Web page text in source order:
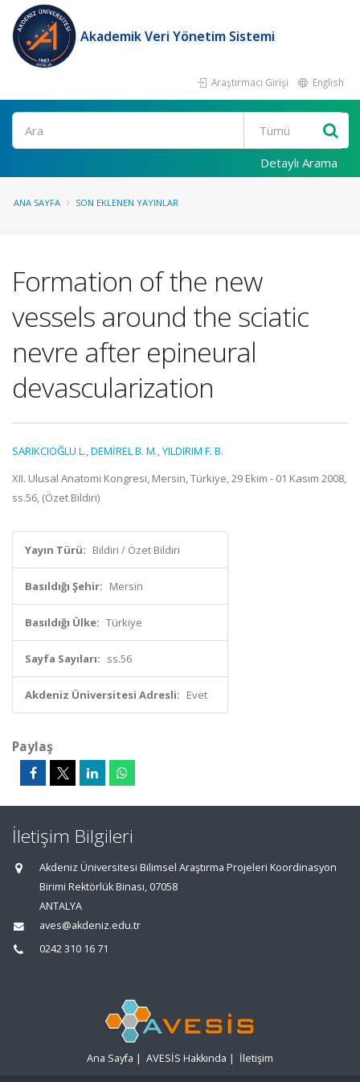
Akademik Veri Yönetim Sistemi
Araştırmacı Girişi English
Ara
Detaylı Arama
ANA SAYFA SON EKLENEN YAYINLAR
Formation of the new
vessels around the sciatic
nevre after epineural
devascularization
SARIKCIOĞLU L.,DEMİREL B. M.,YILDIRIM F. B.
XII. Ulusal Anatomi Kongresi, Mersin, Türkiye, 29 Ekim - 01 Kasım 2008,
ss.56, (Özet Bildiri)
Yayın Türü: Bildiri / Özet Bildiri
Basıldığı Şehir: Mersin
Basıldığı Ülke: Türkiye
Sayfa Sayıları: ss.56
Akdeniz Üniversitesi Adresli: Evet
Paylaş
İletişim Bilgileri
Akdeniz Üniversitesi Bilimsel Araştırma Projeleri Koordinasyon
Birimi Rektörlük Binası, 07058
ANTALYA
aves@akdeniz.edu.tr
0242 310 16 71
Ana Sayfa | AVESİS Hakkında | İletişim